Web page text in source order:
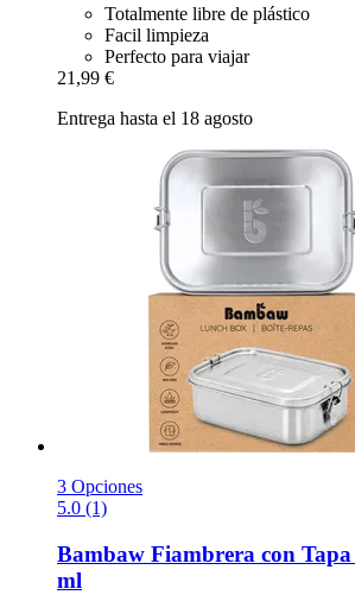
Totalmente libre de plástico
Facil limpieza
Perfecto para viajar
21,99 €
Entrega hasta el 18 agosto
3 Opciones
5.0 (1)
Bambaw Fiambrera con
ml